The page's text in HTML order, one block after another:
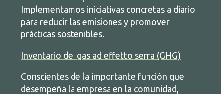
Implementamos iniciativas concretas a diario
para reducir las emisiones y promover
prácticas sostenibles.
Inventario dei gas ad effetto serra (GHG)
Conscientes de la importante función que
desempeña la empresa en la comunidad,